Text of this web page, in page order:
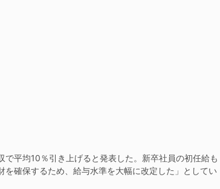
平均10％引き上げると発表した。新卒社員の初任給も
確保するため、給与水準を大幅に改定した」としてい